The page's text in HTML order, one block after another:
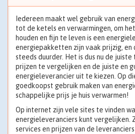
Iedereen maakt wel gebruik van
tot de ketels en verwarmingen, om
houden en fijn te leven is een
energiepakketten zijn vaak prijzig, en
steeds duurder. Het is dus nu de
prijzen te vergelijken en de juiste en
energieleverancier uit te kiezen. Op
goedkoopst gebruik maken van
schappelijke prijs je huis verwarmen!
Op internet zijn vele sites te vinden
energieleveranciers kunt vergelijken.
services en prijzen van de